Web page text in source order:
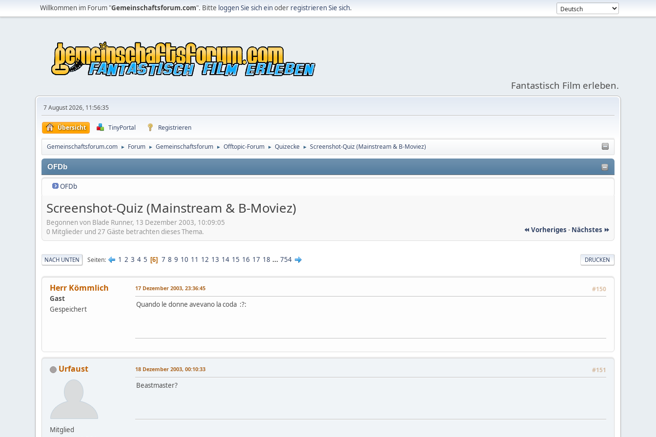
Willkommen im Forum "Gemeinschaftsforum.com". Bitte loggen Sie sich einoder registrieren Sie sich.
Fantastisch Film erleben.
7 August 2026, 11:56:35
Übersicht TinyPortal Registrieren
Gemeinschaftsforum.com ► Forum ► Gemeinschaftsforum ► Offtopic-Forum ► Quizecke ► Screenshot-Quiz (Mainstream & B-Moviez)
OFDb
OFDb
Screenshot-Quiz (Mainstream & B-Moviez)
Begonnen von Blade Runner, 13 Dezember 2003, 10:09:05
⏪ Vorheriges - Nächstes ⏩
0 Mitglieder und 27 Gäste betrachten dieses Thema.
DRUCKEN
NACH UNTEN Seiten 1 2 3 4 5 6 7 8 9 10 11 12 13 14 15 16 17 18 ... 754
Herr Kömmlich
Gast
Gespeichert
17 Dezember 2003, 23:36:45 #150
Quando le donne avevano la coda :?:
Urfaust
Mitglied
18 Dezember 2003, 00:10:33 #151
Beastmaster?